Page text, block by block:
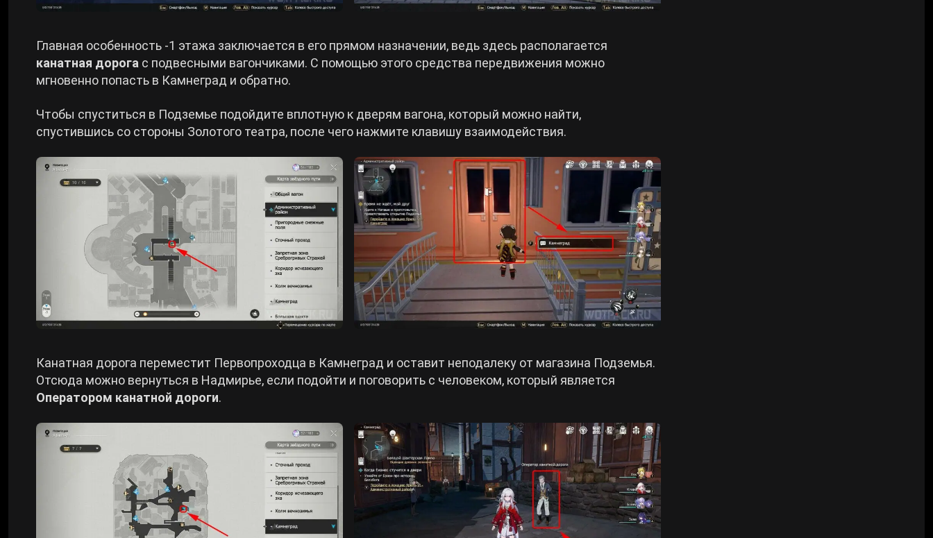
Главная особенность -1 этажа заключается в его прямом назначении, ведь здесь располагается
канатная дорога с подвесными вагончиками. С помощью этого средства передвижения можно
мгновенно попасть в Камнеград и обратно.
Чтобы спуститься в Подземье подойдите вплотную к дверям вагона, который можно найти,
спустившись со стороны Золотого театра, после чего нажмите клавишу взаимодействия.
Канатная дорога переместит Первопроходца в Камнеград и оставит неподалеку от магазина Подземья.
Отсюда можно вернуться в Надмирье, если подойти и поговорить с человеком, который является
Оператором канатной дороги.